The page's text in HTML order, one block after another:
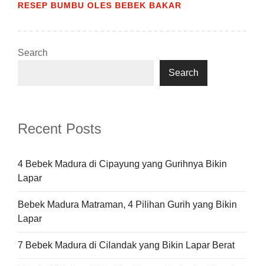
RESEP BUMBU OLES BEBEK BAKAR
Search
Search
Recent Posts
4 Bebek Madura di Cipayung yang Gurihnya Bikin
Lapar
Bebek Madura Matraman, 4 Pilihan Gurih yang Bikin
Lapar
7 Bebek Madura di Cilandak yang Bikin Lapar Berat